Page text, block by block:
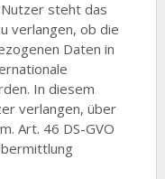
steht das
verlangen, ob die
Daten in
In diesem
verlangen, über
Art. 46 DS-GVO